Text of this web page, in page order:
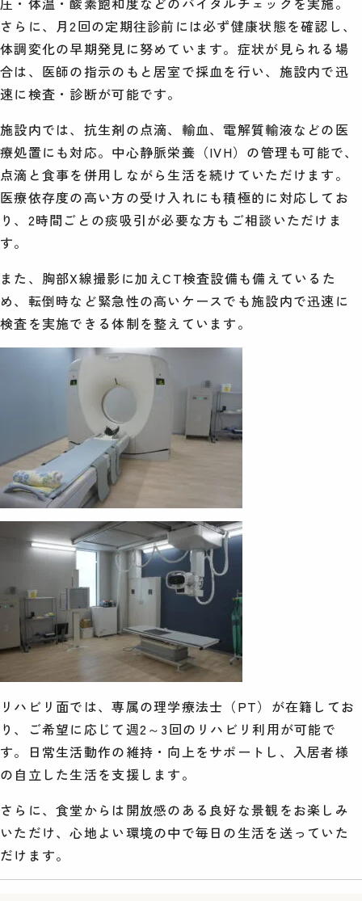
さらに、月2回の定期往診前には必ず健康状態を確認し、
体調変化の早期発見に努めています。症状が見られる場
合は、医師の指示のもと居室で採血を行い、施設内で迅
速に検査・診断が可能です。
施設内では、抗生剤の点滴、輸血、電解質輸液などの医
療処置にも対応。中心静脈栄養（IVH）の管理も可能で、
点滴と食事を併用しながら生活を続けていただけます。
医療依存度の高い方の受け入れにも積極的に対応してお
り、2時間ごとの痰吸引が必要な方もご相談いただけま
す。
また、胸部X線撮影に加えCT検査設備も備えているた
め、転倒時など緊急性の高いケースでも施設内で迅速に
検査を実施できる体制を整えています。
リハビリ面では、専属の理学療法士（PT）が在籍してお
り、ご希望に応じて週2～3回のリハビリ利用が可能で
す。日常生活動作の維持・向上をサポートし、入居者様
の自立した生活を支援します。
さらに、食堂からは開放感のある良好な景観をお楽しみ
いただけ、心地よい環境の中で毎日の生活を送っていた
だけます。